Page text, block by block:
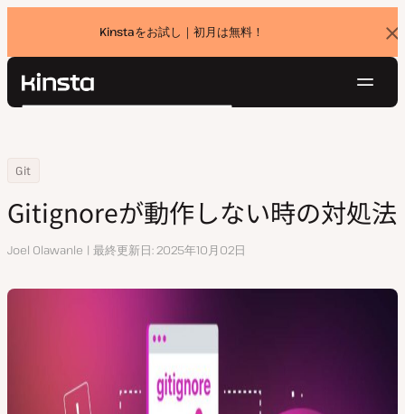
Kinstaをお試し｜初月は無料！
バ
ナ
Kinsta®
ョ
お問い合わせ
検
Home
リソースセンター
Git
Gitignoreが動作しない時の対処法
Gitignoreが動作しない時の対処法
執
Joel Olawanle 最終更新日 2025年10月02日